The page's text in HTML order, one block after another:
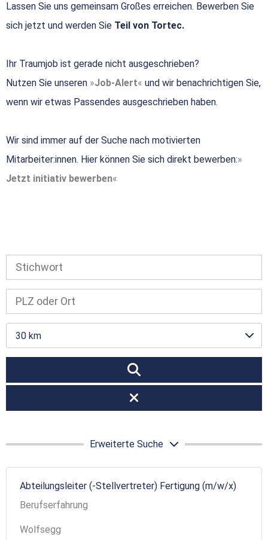
Lassen Sie uns gemeinsam Großes erreichen. Bewerben Sie
sich jetzt und werden Sie Teil von Tortec.
Ihr Traumjob ist gerade nicht ausgeschrieben?
Nutzen Sie unseren
Job-Alert
und wir benachrichtigen Sie,
wenn wir etwas Passendes ausgeschrieben haben.
Wir sind immer auf der Suche nach motivierten
Mitarbeiter:innen. Hier können Sie sich direkt bewerben:
Jetzt initiativ bewerben
30 km
Erweiterte Suche
Abteilungsleiter (-Stellvertreter) Fertigung (m/w/x)
Berufserfahrung
Wolfsegg